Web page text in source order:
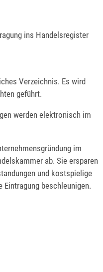
ins Handelsregister
Verzeichnis. Es wird
geführt.
werden elektronisch im
im
ab. Sie ersparen
und kostspielige
Eintragung beschleunigen.